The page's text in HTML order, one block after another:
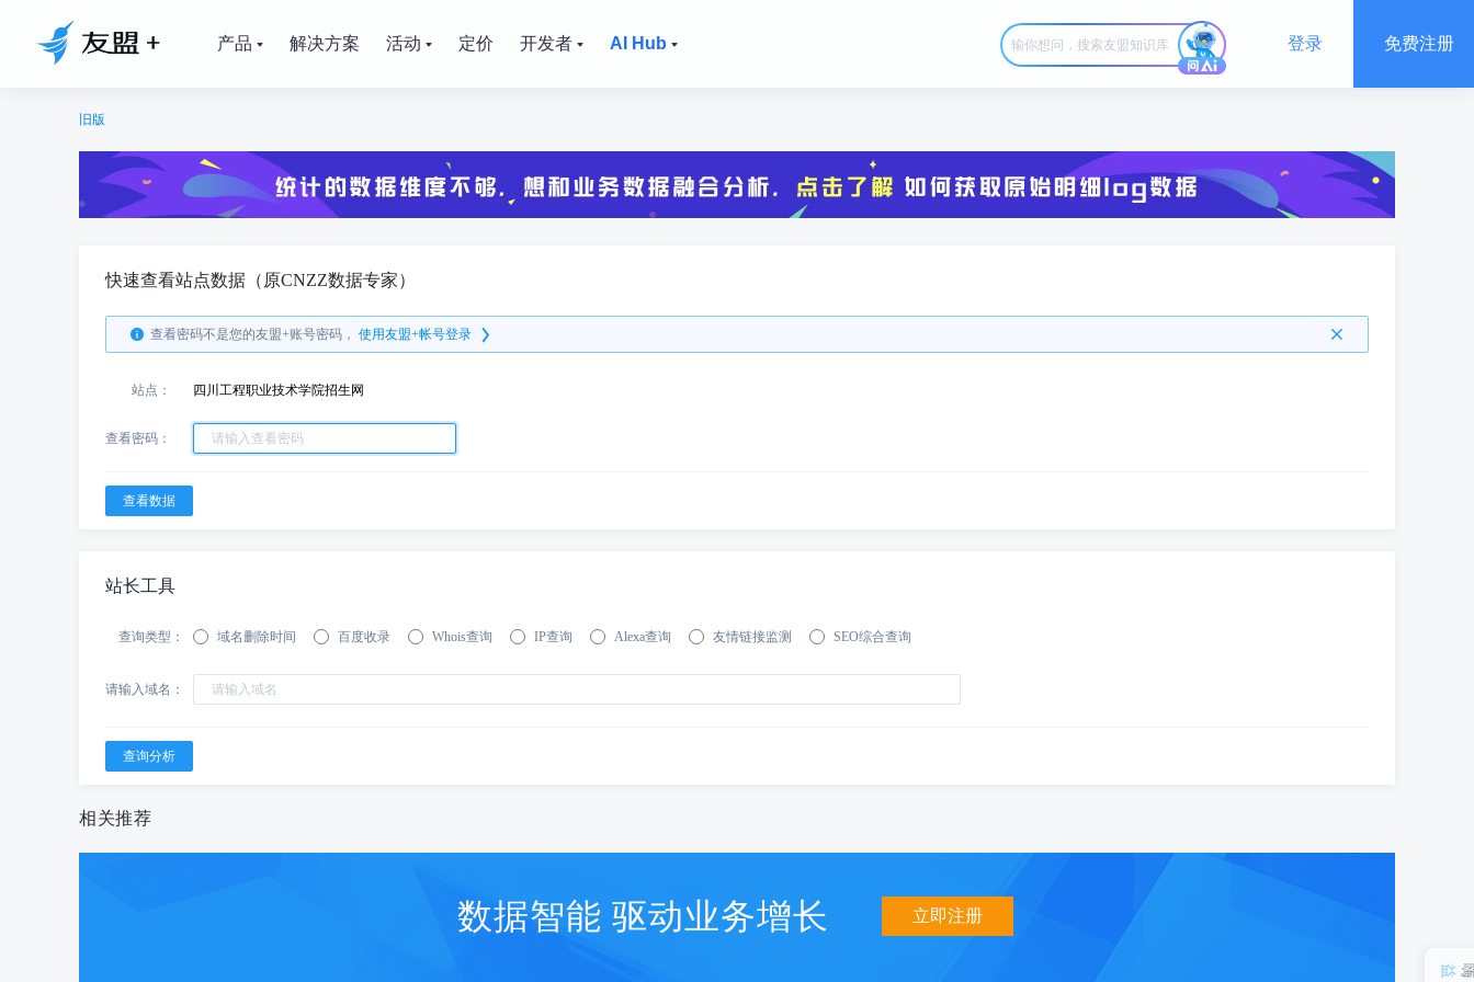
产品 解决方案 活动 定价 开发者 AI Hub 登录 免费注册
旧版
快速查看站点数据（原CNZZ数据专家）
查看密码不是您的友盟+账号密码， 使用友盟+帐号登录
站点： 四川工程职业技术学院招生网
查看密码：
站长工具
查询类型： 域名删除时间 百度收录 Whois查询 IP查询 Alexa查询 友情链接监测 SEO综合查询
请输入域名：
相关推荐
数据智能 驱动业务增长 立即注册
盟益